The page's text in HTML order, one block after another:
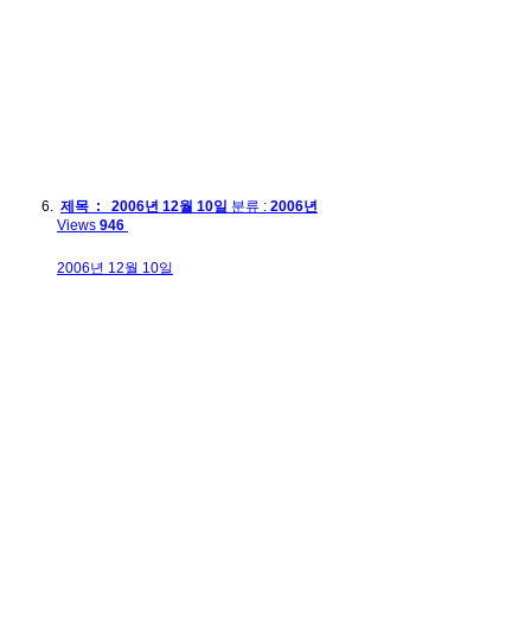
제목 : 2006년 12월 10일 분류 : 2006년
Views 946
2006년 12월 10일